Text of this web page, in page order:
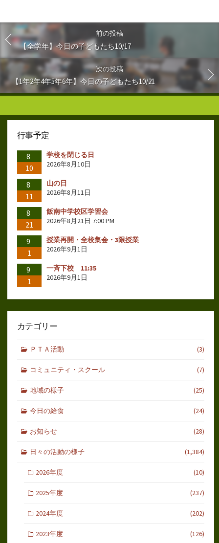
前の投稿
【全学年】今日の子どもたち10/17
次の投稿
【1年2年4年5年6年】今日の子どもたち10/21
行事予定
8
10
学校を閉じる日
2026年8月10日
8
11
山の日
2026年8月11日
8
21
飯南中学校区学習会
2026年8月21日 7:00 PM
9
1
授業再開・全校集会・3限授業
2026年9月1日
9
1
一斉下校 11:35
2026年9月1日
カテゴリー
ＰＴＡ活動 (3)
コミュニティ・スクール (7)
地域の様子 (25)
今日の給食 (24)
お知らせ (28)
日々の活動の様子 (1,384)
2026年度 (10)
2025年度 (237)
2024年度 (202)
2023年度 (126)